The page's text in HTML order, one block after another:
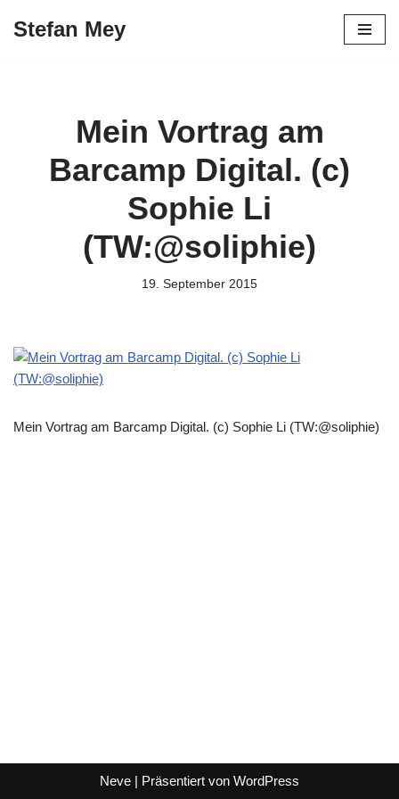
Stefan Mey
Mein Vortrag am
Barcamp Digital. (c)
Sophie Li
(TW:@soliphie)
19. September 2015
Mein Vortrag am Barcamp Digital. (c) Sophie Li (TW:@soliphie)
Neve | Präsentiert von WordPress